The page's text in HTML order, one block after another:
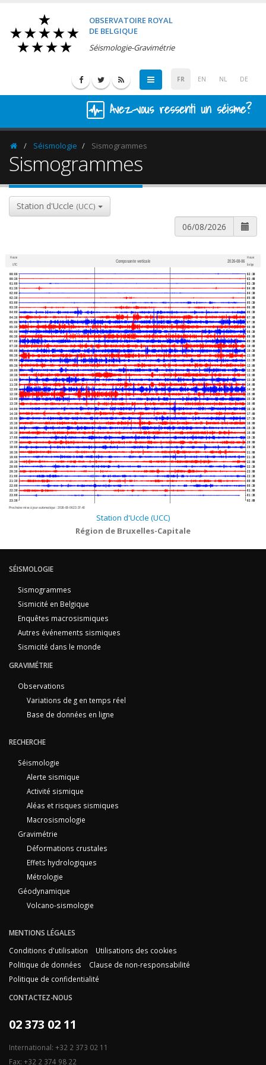
OBSERVATOIRE ROYAL
DE BELGIQUE
Séismologie-Gravimétrie
FR EN NL DE
Avez-vous ressenti un séisme?
HomepageSéismologie Sismogrammes
Sismogrammes
Station d'Uccle (UCC)
Heure
UTC
Composante verticale 2026-08-06
Heure
belge
00:00
00:30
01:00
01:30
02:00
02:30
03:00
03:30
04:00
04:30
05:00
05:30
06:00
06:30
07:00
07:30
08:00
08:30
09:00
09:30
10:00
10:30
11:00
11:30
12:00
12:30
13:00
13:30
14:00
14:30
15:00
15:30
16:00
16:30
17:00
17:30
18:00
18:30
19:00
19:30
20:00
20:30
21:00
21:30
22:00
22:30
23:00
23:30
02:30
03:00
03:30
04:00
04:30
05:00
05:30
06:00
06:30
07:00
07:30
08:00
08:30
09:00
09:30
10:00
10:30
11:00
11:30
12:00
12:30
13:00
13:30
14:00
14:30
15:00
15:30
16:00
16:30
17:00
17:30
18:00
18:30
19:00
19:30
20:00
20:30
21:00
21:30
22:00
22:30
23:00
23:30
00:00
00:30
01:00
01:30
02:00
Prochaine mise à jour automatique :2026-08-06 23:37:40
Station d'Uccle (UCC)
Région de Bruxelles-Capitale
SÉISMOLOGIE
Sismogrammes
Sismicité en Belgique
Enquêtes macrosismiques
Autres événements sismiques
Sismicité dans le monde
GRAVIMÉTRIE
Observations
Variations de g en temps réel
Base de données en ligne
RECHERCHE
Séismologie
Alerte sismique
Activité sismique
Aléas et risques sismiques
Macrosismologie
Gravimétrie
Déformations crustales
Effets hydrologiques
Métrologie
Géodynamique
Volcano-sismologie
MENTIONS LÉGALES
Conditions d'utilisation
Utilisations des cookies
Politique de données
Clause de non-responsabilité
Politique de confidentialité
CONTACTEZ-NOUS
02 373 02 11
International: +32 2 373 02 11
Fax: +32 2 374 98 22